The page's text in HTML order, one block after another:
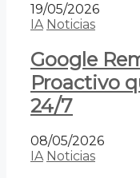
19/05/2026
IA Noticias
Google
Proactivo
24/7
08/05/2026
IA Noticias